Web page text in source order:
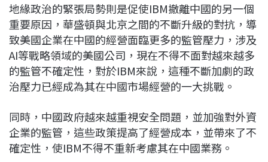
地緣政治的緊張局勢則是促使IBM撤離中國的另一個
重要原因，華盛頓與北京之間的不斷升級的對抗，導
致美國企業在中國的經營面臨更多的監管壓力，涉及
AI等戰略領域的美國公司，現在不得不面對越來越多
的監管不確定性，對於IBM來說，這種不斷加劇的政
治壓力已經成為其在中國市場經營的一大挑戰。
同時，中國政府越來越重視安全問題，並加強對外資
企業的監管，這些政策提高了經營成本，並帶來了不
確定性，使IBM不得不重新考慮其在中國業務。